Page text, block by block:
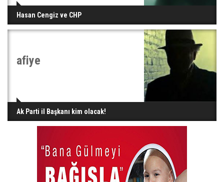
Hasan Cengiz ve CHP
afiye
Ak Parti il Başkanı kim olacak!